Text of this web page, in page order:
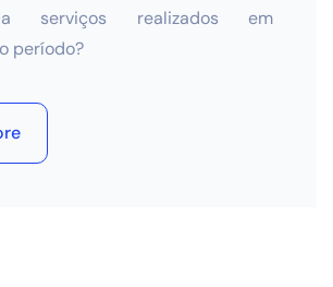
serviços realizados em
período?